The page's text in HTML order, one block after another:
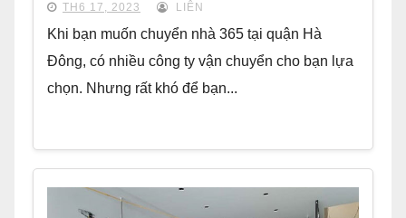
TH6 17, 2023 LIÊN
Khi bạn muốn chuyển nhà 365 tại quận Hà
Đông, có nhiều công ty vận chuyển cho bạn lựa
chọn. Nhưng rất khó để bạn...